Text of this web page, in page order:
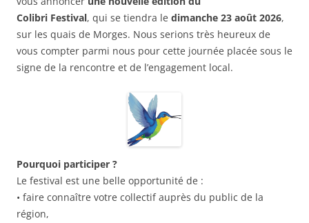
Colibri Festival, qui se tiendra le dimanche 23 août 2026,
sur les quais de Morges. Nous serions très heureux de
vous compter parmi nous pour cette journée placée sous le
signe de la rencontre et de l’engagement local.
Pourquoi participer ?
Le festival est une belle opportunité de :
• faire connaître votre collectif auprès du public de la
région,